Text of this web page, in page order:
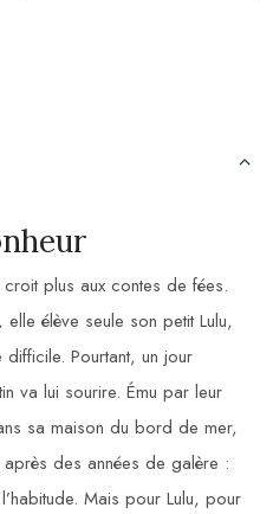
plus aux contes de fées.
élève seule son petit Lulu,
Pourtant, un jour
va lui sourire. Ému par leur
sa maison du bord de mer,
des années de galère :
Mais pour Lulu, pour